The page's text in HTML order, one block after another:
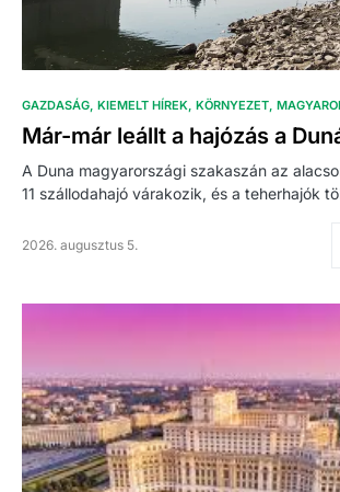
GAZDASÁG KIEMELT HÍREK KÖRNYEZET
Már-már leállt a hajózás a
A Duna magyarországi szakaszán az
11 szállodahajó várakozik, és a teherhajók
2026. augusztus 5.